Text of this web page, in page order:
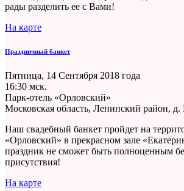
рады разделить ее с Вами!
На карте
Праздничный банкет
Пятница, 14 Сентября 2018 года
16:30 мск.
Парк-отель «Орловский»
Московская область, Ленинский район, д.
Наш свадебный банкет пройдет на
«Орловский» в прекрасном зале
праздник не сможет быть полноценным
присутствия!
На карте